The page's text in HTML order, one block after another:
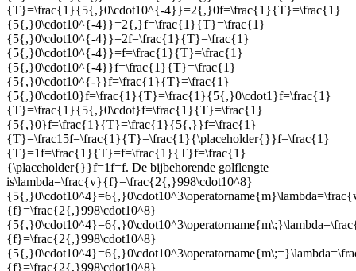
{T}=\frac{1}{5{,}0\cdot10^{-4}}=2{,}0f=\frac{1}{T}=\frac{1}
{5{,}0\cdot10^{-4}}=2{,}f=\frac{1}{T}=\frac{1}
{5{,}0\cdot10^{-4}}=2f=\frac{1}{T}=\frac{1}
{5{,}0\cdot10^{-4}}=f=\frac{1}{T}=\frac{1}
{5{,}0\cdot10^{-4}}f=\frac{1}{T}=\frac{1}
{5{,}0\cdot10^{-}}f=\frac{1}{T}=\frac{1}
{5{,}0\cdot10}f=\frac{1}{T}=\frac{1}{5{,}0\cdot1}f=\frac{1}
{T}=\frac{1}{5{,}0\cdot}f=\frac{1}{T}=\frac{1}
{5{,}0}f=\frac{1}{T}=\frac{1}{5{,}}f=\frac{1}
{T}=\frac15f=\frac{1}{T}=\frac{1}{\placeholder{}}f=\frac{1}
{T}=1f=\frac{1}{T}=f=\frac{1}{T}f=\frac{1}
{\placeholder{}}f=1f=f. De bijbehorende golflengte
is\lambda=\frac{v}{f}=\frac{2{,}998\cdot10^8}
{f}=\frac{2{,}998\cdot10^8}
{f}=\frac{2{,}998\cdot10^8}
{f}=\frac{2{,}998\cdot10^8}